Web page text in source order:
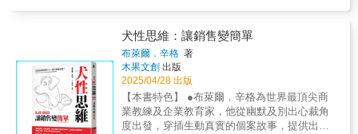
為人生就這樣了，如果沒有婚變，也許我一輩
再年輕，去做個人品牌、自媒體感覺太過冒
險，不過我想告訴你：「真正冒險的，是在大
變動時代尋求安逸與不變。」 我36歲才開始從
零經營（現在40歲），一路說書漲粉、接案開
課，現在還圓夢出書，這些都是學習經營自媒
體帶來的成果，怎麼學、學什麼、跟誰學？就
是我在這本書會提到的內容。 這四年來，我學
毀？ 延伸產品系列之前，先自問哪兩個問
題？ 明星代言、KOL推薦，有哪些潛在風
險？ 訴諸情緒、獨特性，為何只會白費力
氣？不論你是領導者、行銷人，還是想要打造
個人品牌、推動社會改革，與大腦合作，才能
事半功倍、成為人們的直覺首選！各界讚譽
「本書是企業成功傳遞品牌訊息的關鍵……相
分重點講述品類與定位的重要性；同時解析消
勢動態。第一章 品類中的競爭：品類就是戰場
品類作為市場競爭的核心，解析企業要如何選
擇合適的品類，以及如何通過定義新品類來削
弱競爭對手，以便在競爭中更容易勝出。第二
章 品牌定位：競爭格局闡述品牌在競爭中的差
異化定位，分析如何通過「定位策略」建立品
牌在市場中的獨特位置，讓消費者清晰了解品
店，成功將營收提高了五倍。 之後他成立創客
營業研究所，提供中小企業馬上套用的賺錢模
式。 並為銀行、商社、保險公司、地方政府等
舉辦「獲利模式發想研習課程」， 至今已有超
過一千家公司，超過三萬名學員參加研習。 一
提到暢銷品，很多人都會說：「我沒有創意與
靈感啊……。」 沒關係，很多熱賣商品或行銷
犬性思維：讓銷售變簡單
布萊爾．辛格 著
木果文創 出版
2025/04/28 出版
【本書特色】 ●布萊爾．辛格為世界最頂尖商
業教練及企業教育家，他從幽默及別出心裁角
度出發，穿插生動真實的個案故事，提供出色